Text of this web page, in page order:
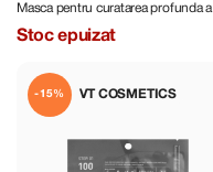
Mud Mask 100 g
Masca pentru curatarea profunda a
porilor si a punctelor negre
Stoc epuizat
VT COSMETICS
-15%